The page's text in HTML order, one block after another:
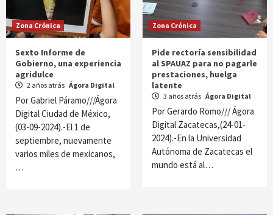
Zona Crónica
Sexto Informe de
Gobierno, una experiencia
agridulce
2 años atrás Ágora Digital
Por Gabriel Páramo///Ágora
Digital Ciudad de México,
(03-09-2024).-El 1 de
septiembre, nuevamente
varios miles de mexicanos,
…
Zona Crónica
Pide rectoría sensibilidad
al SPAUAZ para no pagarle
prestaciones, huelga
latente
3 años atrás Ágora Digital
Por Gerardo Romo/// Ágora
Digital Zacatecas,(24-01-
2024).-En la Universidad
Autónoma de Zacatecas el
mundo está al…